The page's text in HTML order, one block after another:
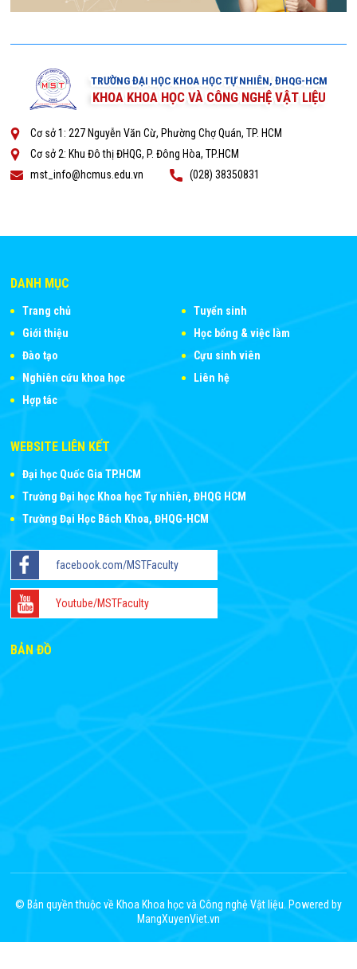
TRƯỜNG ĐẠI HỌC KHOA HỌC TỰ NHIÊN, ĐHQG-HCM
KHOA KHOA HỌC VÀ CÔNG NGHỆ VẬT LIỆU
Cơ sở 1: 227 Nguyễn Văn Cừ, Phường Chợ Quán, TP. HCM
Cơ sở 2: Khu Đô thị ĐHQG, P. Đông Hòa, TP.HCM
mst_info@hcmus.edu.vn
(028) 38350831
DANH MỤC
Trang chủ
Giới thiệu
Đào tạo
Nghiên cứu khoa học
Hợp tác
Tuyển sinh
Học bổng & việc làm
Cựu sinh viên
Liên hệ
WEBSITE LIÊN KẾT
Đại học Quốc Gia TP.HCM
Trường Đại học Khoa học Tự nhiên, ĐHQG HCM
Trường Đại Học Bách Khoa, ĐHQG-HCM
facebook.com/MSTFaculty
Youtube/MSTFaculty
BẢN ĐỒ
© Bản quyền thuộc về Khoa Khoa học và Công nghệ Vật liệu. Powered by
MangXuyenViet.vn